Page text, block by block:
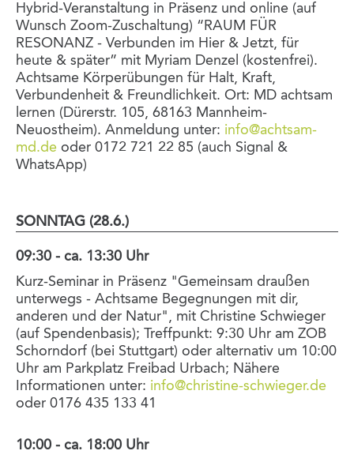
Hybrid-Veranstaltung in Präsenz und online (auf
Wunsch Zoom-Zuschaltung) “RAUM FÜR
RESONANZ - Verbunden im Hier & Jetzt, für
heute & später” mit Myriam Denzel (kostenfrei).
Achtsame Körperübungen für Halt, Kraft,
Verbundenheit & Freundlichkeit. Ort: MD achtsam
lernen (Dürerstr. 105, 68163 Mannheim-
Neuostheim). Anmeldung unter: info@achtsam-
md.de oder 0172 721 22 85 (auch Signal &
WhatsApp)
SONNTAG (28.6.)
09:30 - ca. 13:30 Uhr
Kurz-Seminar in Präsenz "Gemeinsam draußen
unterwegs - Achtsame Begegnungen mit dir,
anderen und der Natur", mit Christine Schwieger
(auf Spendenbasis); Treffpunkt: 9:30 Uhr am ZOB
Schorndorf (bei Stuttgart) oder alternativ um 10:00
Uhr am Parkplatz Freibad Urbach; Nähere
Informationen unter: info@christine-schwieger.de
oder 0176 435 133 41
10:00 - ca. 18:00 Uhr